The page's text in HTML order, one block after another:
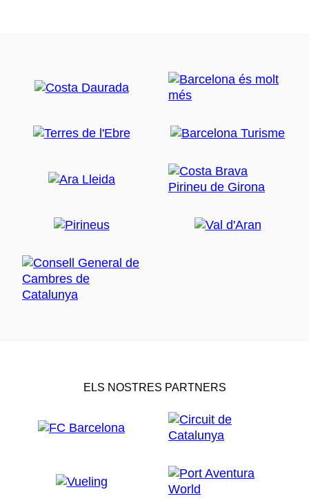
ELS NOSTRES PARTNERS